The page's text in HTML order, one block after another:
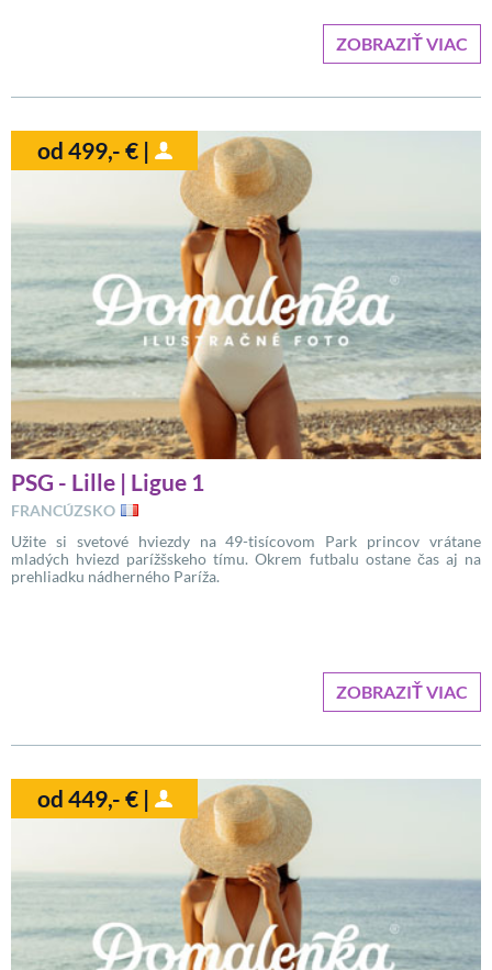
ZOBRAZIŤ VIAC
od 499,- € |
PSG - Lille | Ligue 1
FRANCÚZSKO
Užite si svetové hviezdy na 49-tisícovom Park princov vrátane
mladých hviezd parížšskeho tímu. Okrem futbalu ostane čas aj na
prehliadku nádherného Paríža.
ZOBRAZIŤ VIAC
od 449,- € |